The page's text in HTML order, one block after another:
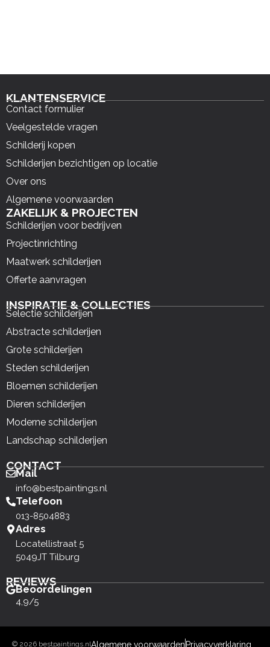
KLANTENSERVICE
Contact formulier
Veelgestelde vragen
Schilderij kopen
Schilderijen bezichtigen op locatie
Over ons
Algemene voorwaarden
ZAKELIJK & PROJECTEN
Schilderijen voor bedrijven
Projectinrichting
Maatwerk schilderijen
Offerte aanvragen
INSPIRATIE & COLLECTIES
Selectie schilderijen
Abstracte schilderijen
Grote schilderijen
Steden schilderijen
Bloemen schilderijen
Dieren schilderijen
Moderne schilderijen
Landschap schilderijen
CONTACT
Mail
info@bestpaintings.nl
Telefoon
013-8504883
Adres
Locatellistraat 5
5049JT Tilburg
REVIEWS
Beoordelingen
4,9/5
© 2026 bestpaintings.nlAlgemene voorwaarden Privacyverklaring